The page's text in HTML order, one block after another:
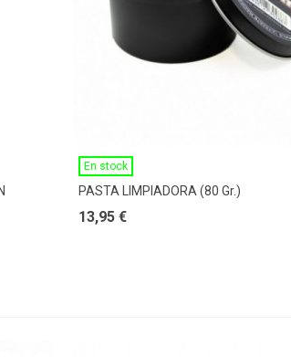
En stock
PASTA LIMPIADORA (80 Gr.)
13,95 €